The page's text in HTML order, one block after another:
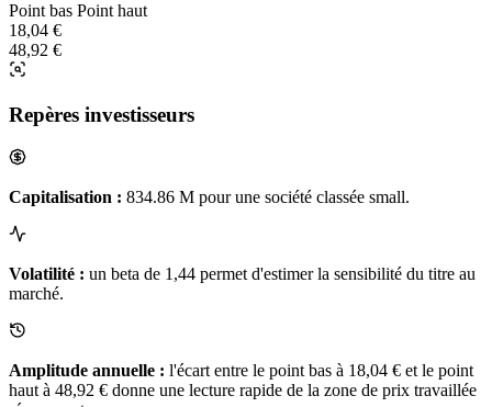
Point bas Point haut
18,04 €
48,92 €
Repères investisseurs
Capitalisation : 834.86 M pour une société classée small.
Volatilité : un beta de 1,44 permet d'estimer la sensibilité du titre au
marché.
Amplitude annuelle : l'écart entre le point bas à 18,04 € et le point
haut à 48,92 € donne une lecture rapide de la zone de prix travaillée